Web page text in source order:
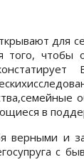
для
того,
в
верными и
с